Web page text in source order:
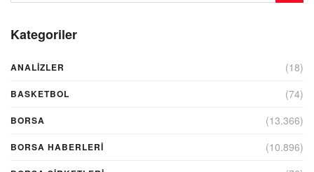
Kategoriler
ANALIZLER (18)
BASKETBOL (74)
BORSA (13.366)
BORSA HABERLERI (10.896)